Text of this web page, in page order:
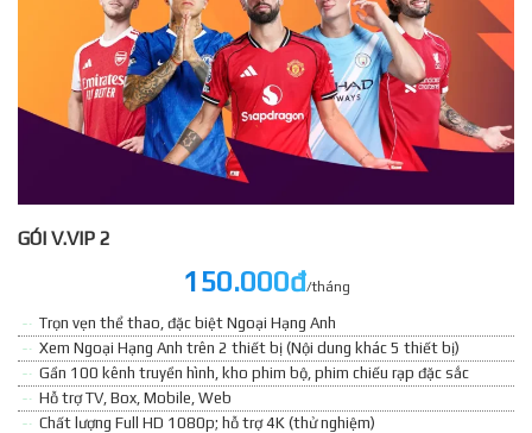
GÓI V.VIP 2
150.000đ/tháng
Trọn vẹn thể thao, đặc biệt Ngoại Hạng Anh
Xem Ngoại Hạng Anh trên 2 thiết bị (Nội dung khác 5 thiết bị)
Gần 100 kênh truyền hình, kho phim bộ, phim chiếu rạp đặc sắc
Hỗ trợ TV, Box, Mobile, Web
Chất lượng Full HD 1080p; hỗ trợ 4K (thử nghiệm)